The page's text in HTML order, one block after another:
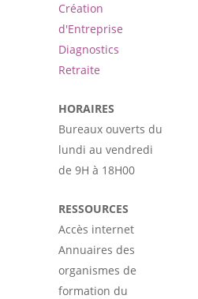
Création
d'Entreprise
Diagnostics
Retraite
HORAIRES
Bureaux ouverts du
lundi au vendredi
de 9H à 18H00
RESSOURCES
Accès internet
Annuaires des
organismes de
formation du